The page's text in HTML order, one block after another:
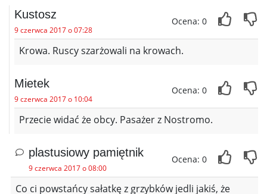
Kustosz
9 czerwca 2017 o 07:28
Ocena: 0
Krowa. Ruscy szarżowali na krowach.
Mietek
9 czerwca 2017 o 10:04
Ocena: 0
Przecie widać że obcy. Pasażer z Nostromo.
plastusiowy pamiętnik
9 czerwca 2017 o 08:00
Ocena: 0
Co ci powstańcy sałatkę z grzybków jedli jakiś, że